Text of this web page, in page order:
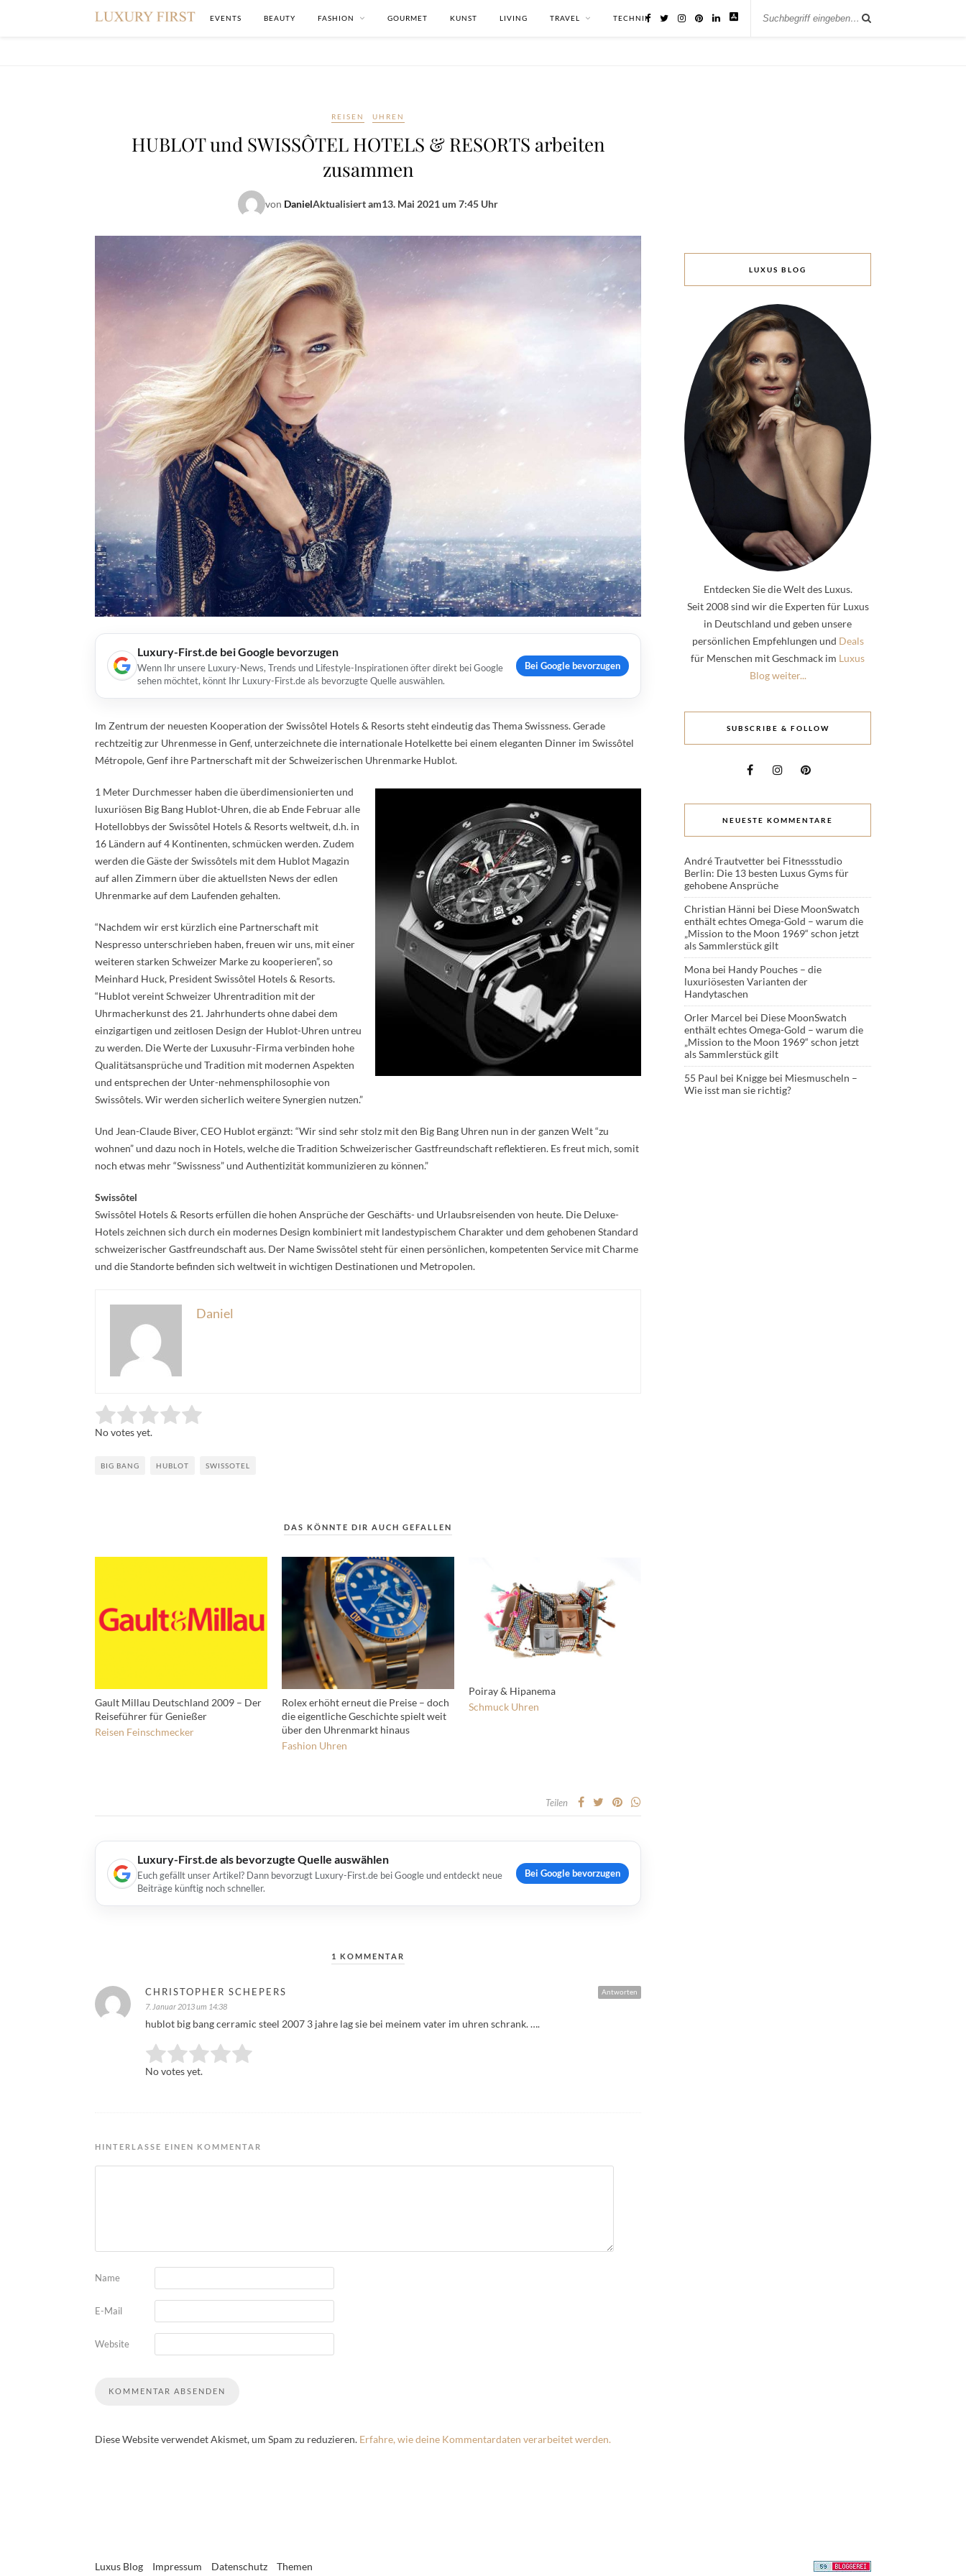
EVENTS BEAUTY FASHION GOURMET KUNST LIVING TRAVEL TECHNIK
REISEN UHREN
HUBLOT und SWISSÔTEL HOTELS & RESORTS arbeiten
zusammen
von DanielAktualisiert am13. Mai 2021 um 7:45 Uhr
Luxury-First.de bei Google bevorzugen
Wenn Ihr unsere Luxury-News, Trends und Lifestyle-Inspirationen öfter direkt bei Google
sehen möchtet, könnt Ihr Luxury-First.de als bevorzugte Quelle auswählen.
Bei Google bevorzugen
Im Zentrum der neuesten Kooperation der Swissôtel Hotels & Resorts steht eindeutig das Thema Swissness. Gerade
rechtzeitig zur Uhrenmesse in Genf, unterzeichnete die internationale Hotelkette bei einem eleganten Dinner im Swissôtel
Métropole, Genf ihre Partnerschaft mit der Schweizerischen Uhrenmarke Hublot.
1 Meter Durchmesser haben die überdimensionierten und
luxuriösen Big Bang Hublot-Uhren, die ab Ende Februar alle
Hotellobbys der Swissôtel Hotels & Resorts weltweit, d.h. in
16 Ländern auf 4 Kontinenten, schmücken werden. Zudem
werden die Gäste der Swissôtels mit dem Hublot Magazin
auf allen Zimmern über die aktuellsten News der edlen
Uhrenmarke auf dem Laufenden gehalten.
“Nachdem wir erst kürzlich eine Partnerschaft mit
Nespresso unterschrieben haben, freuen wir uns, mit einer
weiteren starken Schweizer Marke zu kooperieren”, so
Meinhard Huck, President Swissôtel Hotels & Resorts.
“Hublot vereint Schweizer Uhrentradition mit der
Uhrmacherkunst des 21. Jahrhunderts ohne dabei dem
einzigartigen und zeitlosen Design der Hublot-Uhren untreu
zu werden. Die Werte der Luxusuhr-Firma verbinden hohe
Qualitätsansprüche und Tradition mit modernen Aspekten
und entsprechen der Unter-nehmensphilosophie von
Swissôtels. Wir werden sicherlich weitere Synergien nutzen.”
Und Jean-Claude Biver, CEO Hublot ergänzt: “Wir sind sehr stolz mit den Big Bang Uhren nun in der ganzen Welt “zu
wohnen” und dazu noch in Hotels, welche die Tradition Schweizerischer Gastfreundschaft reflektieren. Es freut mich, somit
noch etwas mehr “Swissness” und Authentizität kommunizieren zu können.”
Swissôtel
Swissôtel Hotels & Resorts erfüllen die hohen Ansprüche der Geschäfts- und Urlaubsreisenden von heute. Die Deluxe-
Hotels zeichnen sich durch ein modernes Design kombiniert mit landestypischem Charakter und dem gehobenen Standard
schweizerischer Gastfreundschaft aus. Der Name Swissôtel steht für einen persönlichen, kompetenten Service mit Charme
und die Standorte befinden sich weltweit in wichtigen Destinationen und Metropolen.
Daniel
Rate this item: Submit Rating
No votes yet.
BIG BANG HUBLOT SWISSOTEL
DAS KÖNNTE DIR AUCH GEFALLEN
Gault Millau Deutschland 2009 – Der
Reiseführer für Genießer
Reisen Feinschmecker
Rolex erhöht erneut die Preise – doch
die eigentliche Geschichte spielt weit
über den Uhrenmarkt hinaus
Fashion Uhren
Poiray & Hipanema
Schmuck Uhren
Teilen
Luxury-First.de als bevorzugte Quelle auswählen
Euch gefällt unser Artikel? Dann bevorzugt Luxury-First.de bei Google und entdeckt neue
Beiträge künftig noch schneller.
Bei Google bevorzugen
1 KOMMENTAR
Antworten
CHRISTOPHER SCHEPERS
7. Januar 2013 um 14:38
hublot big bang cerramic steel 2007 3 jahre lag sie bei meinem vater im uhren schrank. ….
Rate this item: Submit Rating
No votes yet.
HINTERLASSE EINEN KOMMENTAR
Name
E-Mail
Website
Diese Website verwendet Akismet, um Spam zu reduzieren. Erfahre, wie deine Kommentardaten verarbeitet werden.
LUXUS BLOG
Entdecken Sie die Welt des Luxus.
Seit 2008 sind wir die Experten für Luxus
in Deutschland und geben unsere
persönlichen Empfehlungen und Deals
für Menschen mit Geschmack im Luxus
Blog weiter...
SUBSCRIBE & FOLLOW
NEUESTE KOMMENTARE
André Trautvetter bei Fitnessstudio
Berlin: Die 13 besten Luxus Gyms für
gehobene Ansprüche
Christian Hänni bei Diese MoonSwatch
enthält echtes Omega-Gold – warum die
„Mission to the Moon 1969“ schon jetzt
als Sammlerstück gilt
Mona bei Handy Pouches – die
luxuriösesten Varianten der
Handytaschen
Orler Marcel bei Diese MoonSwatch
enthält echtes Omega-Gold – warum die
„Mission to the Moon 1969“ schon jetzt
als Sammlerstück gilt
55 Paul bei Knigge bei Miesmuscheln –
Wie isst man sie richtig?
Luxus Blog Impressum Datenschutz Themen